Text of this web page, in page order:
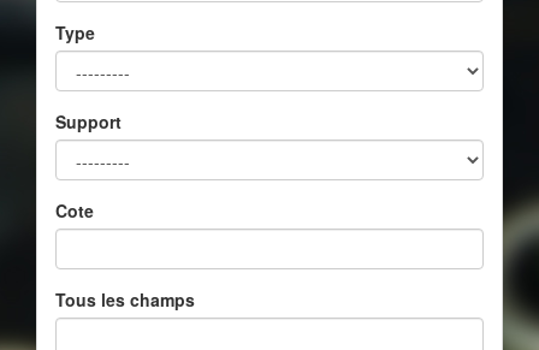
Type
Support
Cote
Tous les champs